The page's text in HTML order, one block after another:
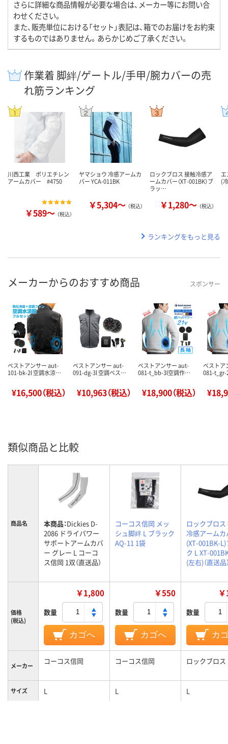
さらに詳細な商品情報が必要な場合は、メーカー等にお問い合
わせください。
また、販売単位における「セット」表記は、箱でのお届けをお約束
するものではありません。あらかじめご了承ください。
作業着 脚絆/ゲートル/手甲/腕カバーの売
れ筋ランキング
川西工業 ポリエチレン
アームカバー #4750
￥589～ （税込）
ヤマショウ 冷感アームカ
バー YCA-011BK
￥5,304～ （税込）
ロックブロス 接触冷感ア
ームカバー（XT-001BK）ブ
ラッ…
￥1,280～ （税込）
(
ランキングをもっと見る
メーカーからのおすすめ商品 スポンサー
ベストアンサー aut-
101-bk-2l 空調水涼…
¥16,500（税込）
ベストアンサー aut-
091-dg-3l 空調ベス…
¥10,963（税込）
ベストアンサー aut-
081-t_bb-3l空調作…
¥18,900（税込）
ベストア
081-
類似商品と比較
商品名 本商品：Dickies D-
2086 ドライパワー
サポートアームカバ
ー グレー L コーコ
ス信岡 1双（直送品）
コーコス信岡 メッ
シュ脚絆 L ブラック
AQ-11 1袋
ロックブロス
冷感アームカ
(XT-001BK-
ク L XT-
(左右)（直送品
価格
(税込)
￥1,800
数量
カゴへ
￥550
数量
カゴへ
数量
カ
メーカー コーコス信岡 コーコス信岡 ロックブロス
サイズ L L L